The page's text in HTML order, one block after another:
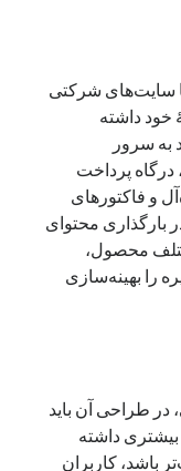
سایت‌های شرکتی
خود داشته
به سرور
پرداخت
و فاکتورهای
بارگذاری محتوای
محصول،
را بهینه‌سازی
طراحی آن باید
داشته
باشد، کاربران